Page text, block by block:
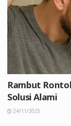
Rambut
Solusi Alami
24/11/2025